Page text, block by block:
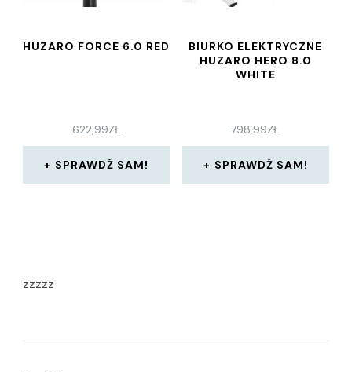
HUZARO FORCE 6.0 RED
622,99ZŁ
SPRAWDŹ SAM!
BIURKO ELEKTRYCZNE
HUZARO HERO 8.0
WHITE
798,99ZŁ
SPRAWDŹ SAM!
zzzzz